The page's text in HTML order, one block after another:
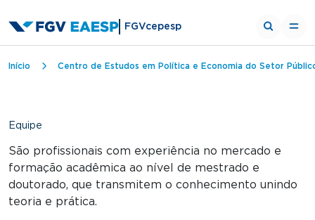
FGVcepesp
Trilha de navegação
Início Centro de Estudos em Política e Economia do Setor
Equipe
São profissionais com experiência no mercado e
formação acadêmica ao nível de mestrado e
doutorado, que transmitem o conhecimento unindo
teoria e prática.